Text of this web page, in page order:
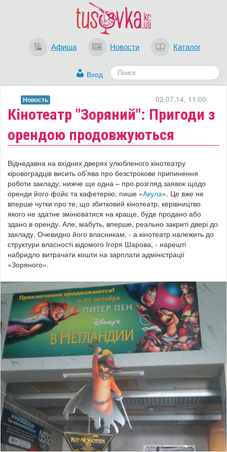
Афиша Новости Каталог
Вход
Кінотеатр "Зоряний": Пригоди з
орендою продовжуються
02.07.14, 11:00
Новость
Віднедавна на вхідних дверях улюбленого кінотеатру
кіровоградців висить об’ява про безстрокове припинення
роботи закладу, нижче ще одна – про розгляд заявок щодо
оренди його фойє та кафетерію, пише «Акула». Це вже не
вперше чутки про те, що збитковий кінотеатр, керівництво
якого не здатне змінюватися на краще, буде продано або
здано в оренду. Але, мабуть, вперше, реально закриті двері до
закладу. Очевидно його власникам, - а кінотеатр належить до
структури власності відомого Ігоря Шарова, - нарешті
набридло витрачати кошти на зарплати адміністрації
«Зоряного».